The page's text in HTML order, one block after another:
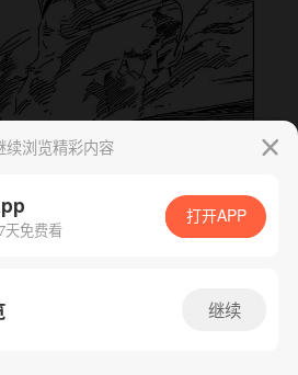
App免费看
腾漫App免费看
续浏览精彩内容
天免费看
打开APP
继续